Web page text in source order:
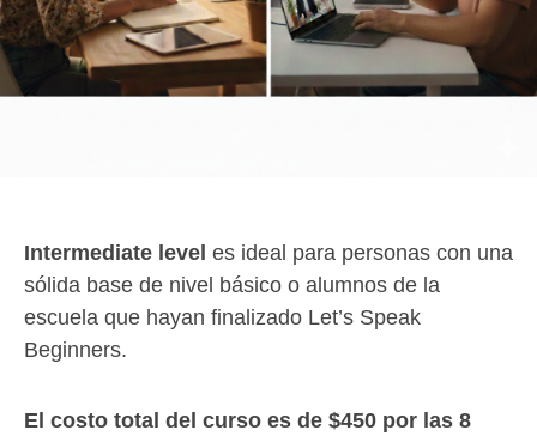
Intermediate level es ideal para personas con una
sólida base de nivel básico o alumnos de la
escuela que hayan finalizado Let’s Speak
Beginners.
El costo total del curso es de $450 por las 8